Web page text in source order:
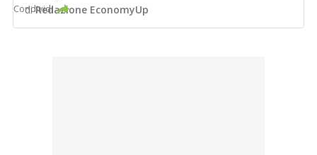
diRedazione EconomyUp
Condividi